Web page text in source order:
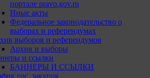
портале pravo.gov.ru
Иные акты
Федеральное законодательство о
выборах и референдумах
выборов и референдумов
Архив и выборы
и ссылки
БАННЕРЫ И ССЫЛКИ
гос. закупок